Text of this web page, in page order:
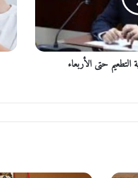
حتى الأربعاء
ك
و
ر
و
م